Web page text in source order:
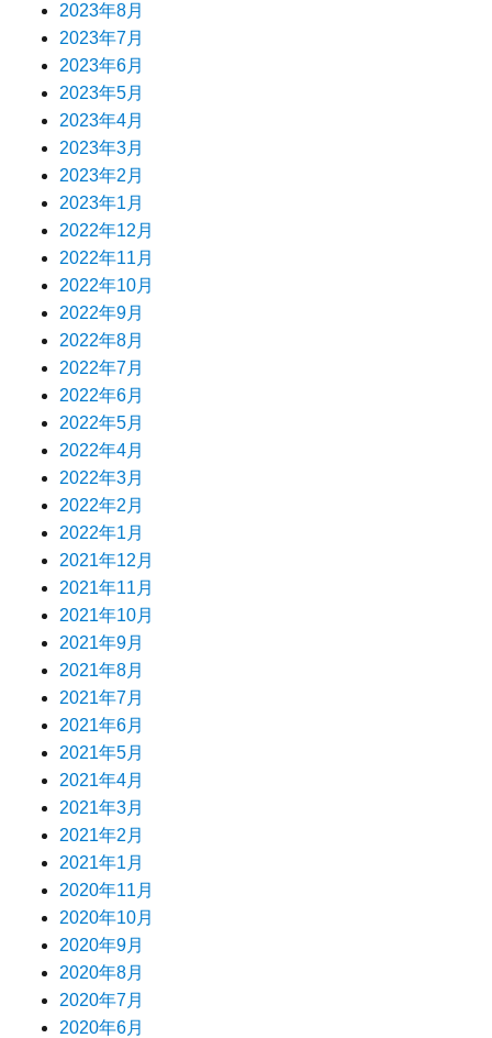
2023年8月
2023年7月
2023年6月
2023年5月
2023年4月
2023年3月
2023年2月
2023年1月
2022年12月
2022年11月
2022年10月
2022年9月
2022年8月
2022年7月
2022年6月
2022年5月
2022年4月
2022年3月
2022年2月
2022年1月
2021年12月
2021年11月
2021年10月
2021年9月
2021年8月
2021年7月
2021年6月
2021年5月
2021年4月
2021年3月
2021年2月
2021年1月
2020年11月
2020年10月
2020年9月
2020年8月
2020年7月
2020年6月